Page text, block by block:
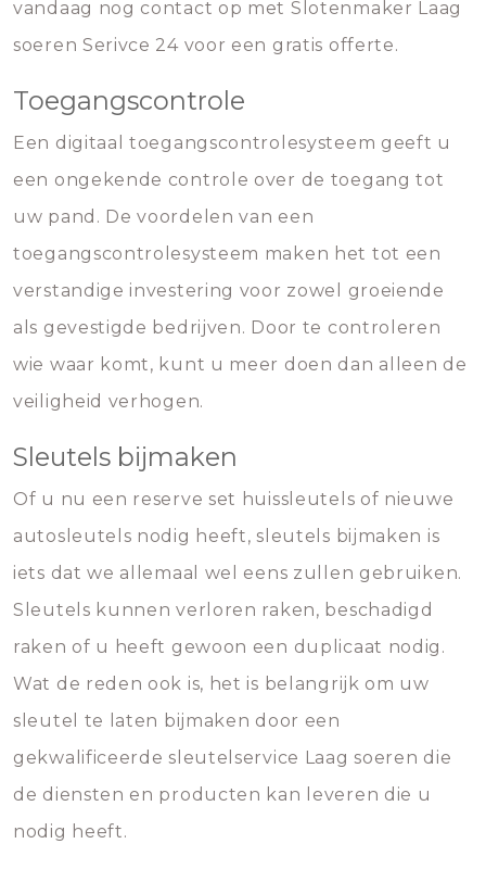
vandaag nog contact op met Slotenmaker Laag
soeren Serivce 24 voor een gratis offerte.
Toegangscontrole
Een digitaal toegangscontrolesysteem geeft u
een ongekende controle over de toegang tot
uw pand. De voordelen van een
toegangscontrolesysteem maken het tot een
verstandige investering voor zowel groeiende
als gevestigde bedrijven. Door te controleren
wie waar komt, kunt u meer doen dan alleen de
veiligheid verhogen.
Sleutels bijmaken
Of u nu een reserve set huissleutels of nieuwe
autosleutels nodig heeft, sleutels bijmaken is
iets dat we allemaal wel eens zullen gebruiken.
Sleutels kunnen verloren raken, beschadigd
raken of u heeft gewoon een duplicaat nodig.
Wat de reden ook is, het is belangrijk om uw
sleutel te laten bijmaken door een
gekwalificeerde sleutelservice Laag soeren die
de diensten en producten kan leveren die u
nodig heeft.